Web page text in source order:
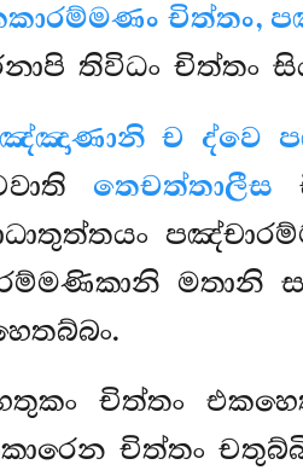
චිත්තං,
තිවිධං චිත්තං
ච ද්වෙ
තෙචත්තාලීස
මතානි
චිත්තං
චිත්තං